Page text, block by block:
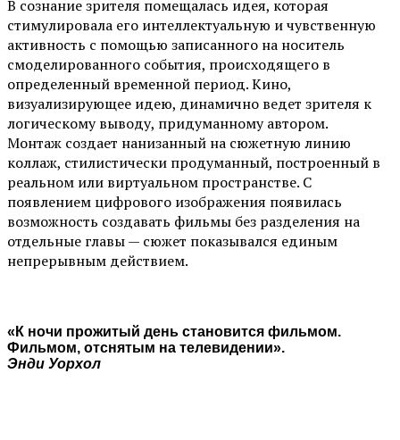
В сознание зрителя помещалась идея, которая
стимулировала его интеллектуальную и чувственную
активность с помощью записанного на носитель
смоделированного события, происходящего в
определенный временной период. Кино,
визуализирующее идею, динамично ведет зрителя к
логическому выводу, придуманному автором.
Монтаж создает нанизанный на сюжетную линию
коллаж, стилистически продуманный, построенный в
реальном или виртуальном пространстве. С
появлением цифрового изображения появилась
возможность создавать фильмы без разделения на
отдельные главы — сюжет показывался единым
непрерывным действием.
«К ночи прожитый день становится фильмом.
Фильмом, отснятым на телевидении».
Энди Уорхол